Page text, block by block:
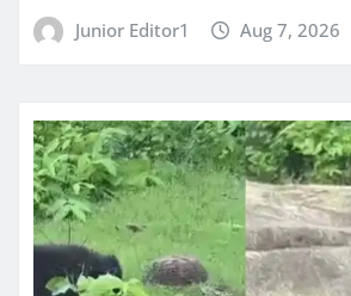
Junior Editor1 Aug 7, 2026